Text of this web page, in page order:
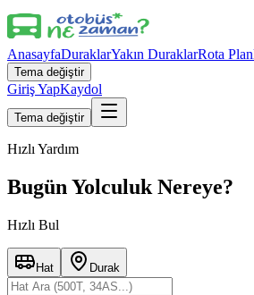
AnasayfaDuraklarYakın DuraklarRota
Tema değiştir
Giriş YapKaydol
Tema değiştir
Hızlı Yardım
Bugün Yolculuk Nereye?
Hızlı Bul
Hat Durak